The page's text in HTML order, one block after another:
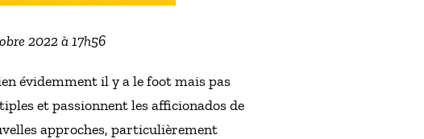
2022 à 17h56
évidemment il y a le foot mais pas
et passionnent les afficionados de
approches, particulièrement